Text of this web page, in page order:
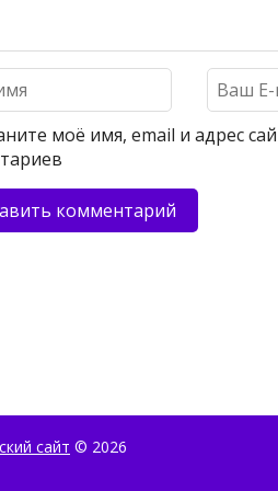
моё имя, email и адрес
сайт © 2026